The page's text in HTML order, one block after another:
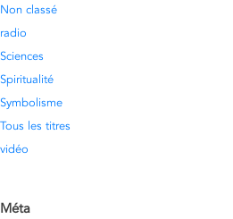
Non classé
radio
Sciences
Spiritualité
Symbolisme
Tous les titres
vidéo
Méta